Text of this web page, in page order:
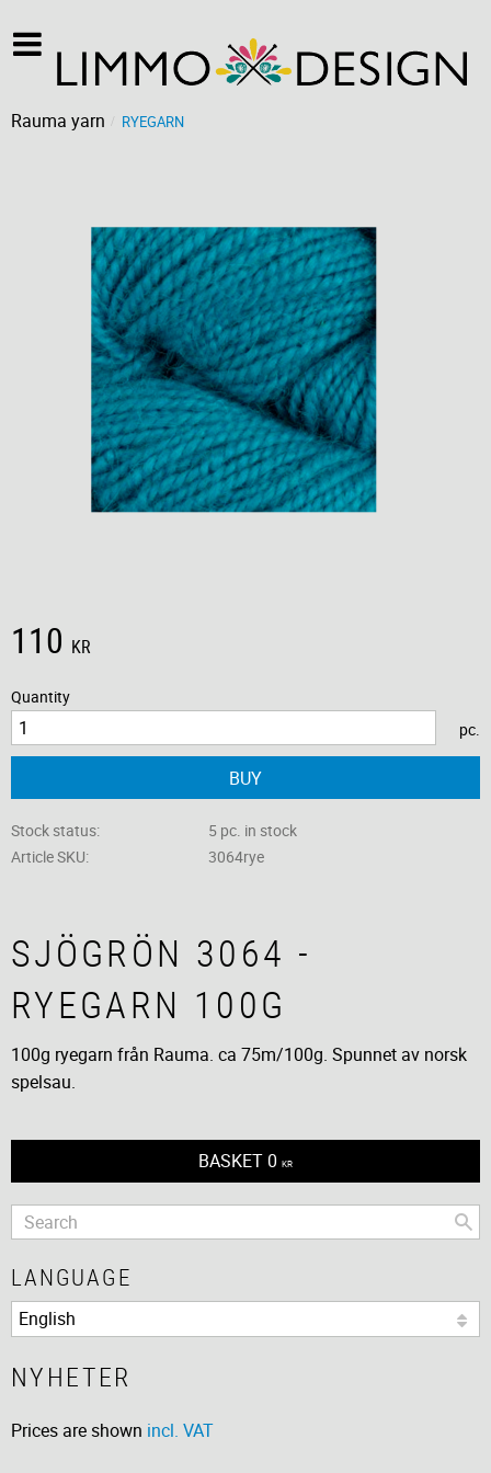
Rauma yarn RYEGARN
110 KR
Quantity
pc.
BUY
Stock status
5 pc. in stock
Article SKU
3064rye
SJÖGRÖN 3064 -
RYEGARN 100G
100g ryegarn från Rauma. ca 75m/100g. Spunnet av norsk
spelsau.
BASKET 0 KR
LANGUAGE
NYHETER
Prices are shown incl. VAT